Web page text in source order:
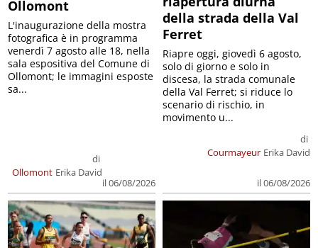
Ollomont
Ollomont
di
Erika David
il 06/08/2026
L'inaugurazione della mostra
fotografica è in programma
venerdì 7 agosto alle 18, nella
sala espositiva del Comune di
Ollomont; le immagini esposte
sa...
della strada della Val
Ferret
Courmayeur
di
Erika David
il 06/08/2026
Riapre oggi, giovedì 6 agosto,
solo di giorno e solo in
discesa, la strada comunale
della Val Ferret; si riduce lo
scenario di rischio, in
movimento u...